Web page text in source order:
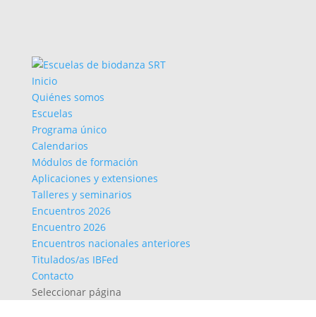
Inicio
Quiénes somos
Escuelas
Programa único
Calendarios
Módulos de formación
Aplicaciones y extensiones
Talleres y seminarios
Encuentros 2026
Encuentro 2026
Encuentros nacionales anteriores
Titulados/as IBFed
Contacto
Seleccionar página